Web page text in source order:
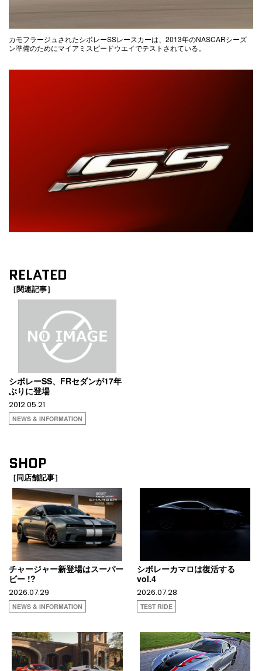
カモフラージュされたシボレーSSレースカーは、2013年のNASCARシーズ
ン準備のためにマイアミスピードウエイでテストされている。
RELATED
［関連記事］
シボレーSS、FRセダンが17年
ぶりに登場
2012.05.21
NEWS & INFORMATION
SHOP
［同店舗記事］
チャージャー新登場はスーパー
ビー !?
2026.07.29
NEWS & INFORMATION
シボレーカマロは復活する
vol.4
2026.07.28
TEST RIDE